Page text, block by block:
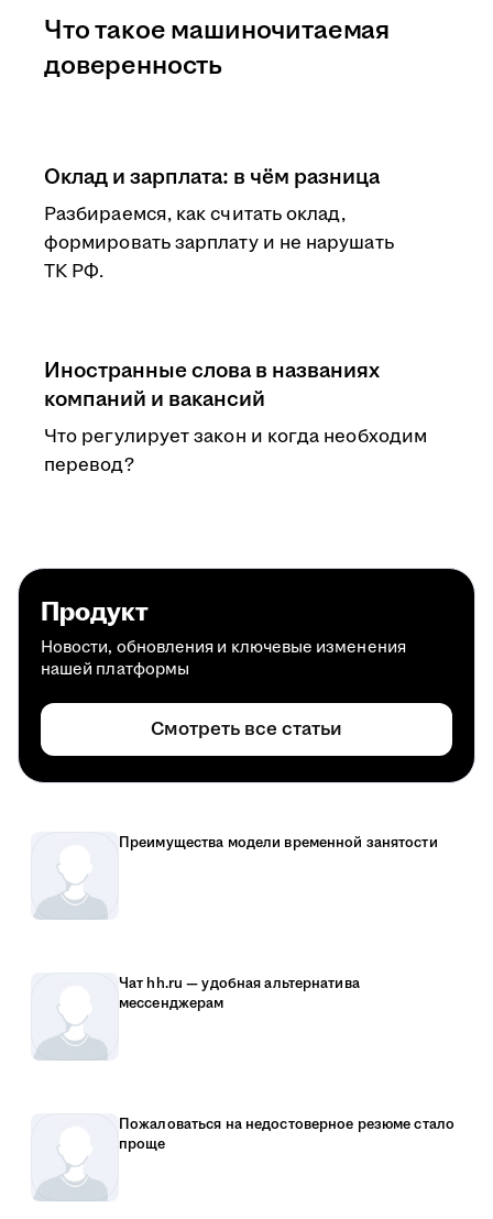
Оклад и зарплата: в чём разница
Разбираемся, как считать оклад,
формировать зарплату и не нарушать
ТК РФ.
Иностранные слова в названиях
компаний и вакансий
Что регулирует закон и когда необходим
перевод?
Что такое машиночитаемая
доверенность
Продукт
Новости, обновления и ключевые изменения
нашей платформы
Смотреть все статьи
Преимущества модели временной занятости
Чат hh.ru — удобная альтернатива
мессенджерам
Пожаловаться на недостоверное резюме стало
проще